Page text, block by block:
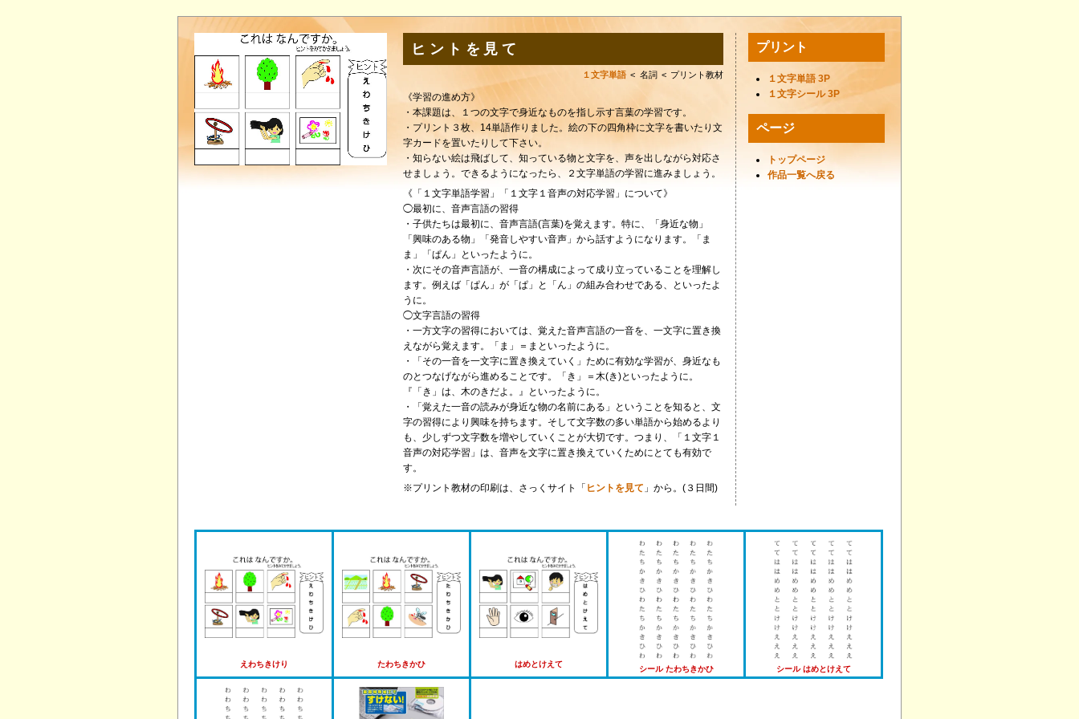
ヒントを見て
１文字単語 名詞 プリント教材
《学習の進め方》
・本課題は、１つの文字で身近なものを指し示す言葉の学習です。
・プリント３枚、14単語作りました。絵の下の四角枠に文字を書いたり文
字カードを置いたりして下さい。
・知らない絵は飛ばして、知っている物と文字を、声を出しながら対応さ
せましょう。できるようになったら、２文字単語の学習に進みましょう。
《「１文字単語学習」「１文字１音声の対応学習」について》
◯最初に、音声言語の習得
・子供たちは最初に、音声言語(言葉)を覚えます。特に、「身近な物」
「興味のある物」「発音しやすい音声」から話すようになります。「ま
ま」「ぱん」といったように。
・次にその音声言語が、一音の構成によって成り立っていることを理解し
ます。例えば「ぱん」が「ぱ」と「ん」の組み合わせである、といったよ
うに。
◯文字言語の習得
・一方文字の習得においては、覚えた音声言語の一音を、一文字に置き換
えながら覚えます。「ま」＝まといったように。
・「その一音を一文字に置き換えていく」ために有効な学習が、身近なも
のとつなげながら進めることです。「き」＝木(き)といったように。
『「き」は、木のきだよ。』といったように。
・「覚えた一音の読みが身近な物の名前にある」ということを知ると、文
字の習得により興味を持ちます。そして文字数の多い単語から始めるより
も、少しずつ文字数を増やしていくことが大切です。つまり、「１文字１
音声の対応学習」は、音声を文字に置き換えていくためにとても有効で
す。
※プリント教材の印刷は、さっくサイト「 ヒントを見て 」から。(３日間)
プリント
１文字単語 3P
１文字シール 3P
ページ
トップページ
作品一覧へ戻る
えわちきけり たわちきかひ はめとけえて
シール たわちきかひ シール はめとけえて